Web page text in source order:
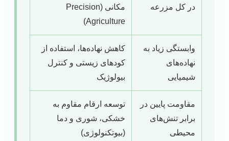
در کل مزرعه
مکانی (Precision
Agriculture)
وابستگی زیاد به
نهاده‌های
شیمیایی
کاهش نهاده‌ها، استفاده از
کودهای زیستی و کنترل
بیولوژیک
مقاومت پایین در
برابر تنش‌های
محیطی
توسعه ارقام مقاوم به
خشکی، شوری و دما
(بیوتکنولوژی)